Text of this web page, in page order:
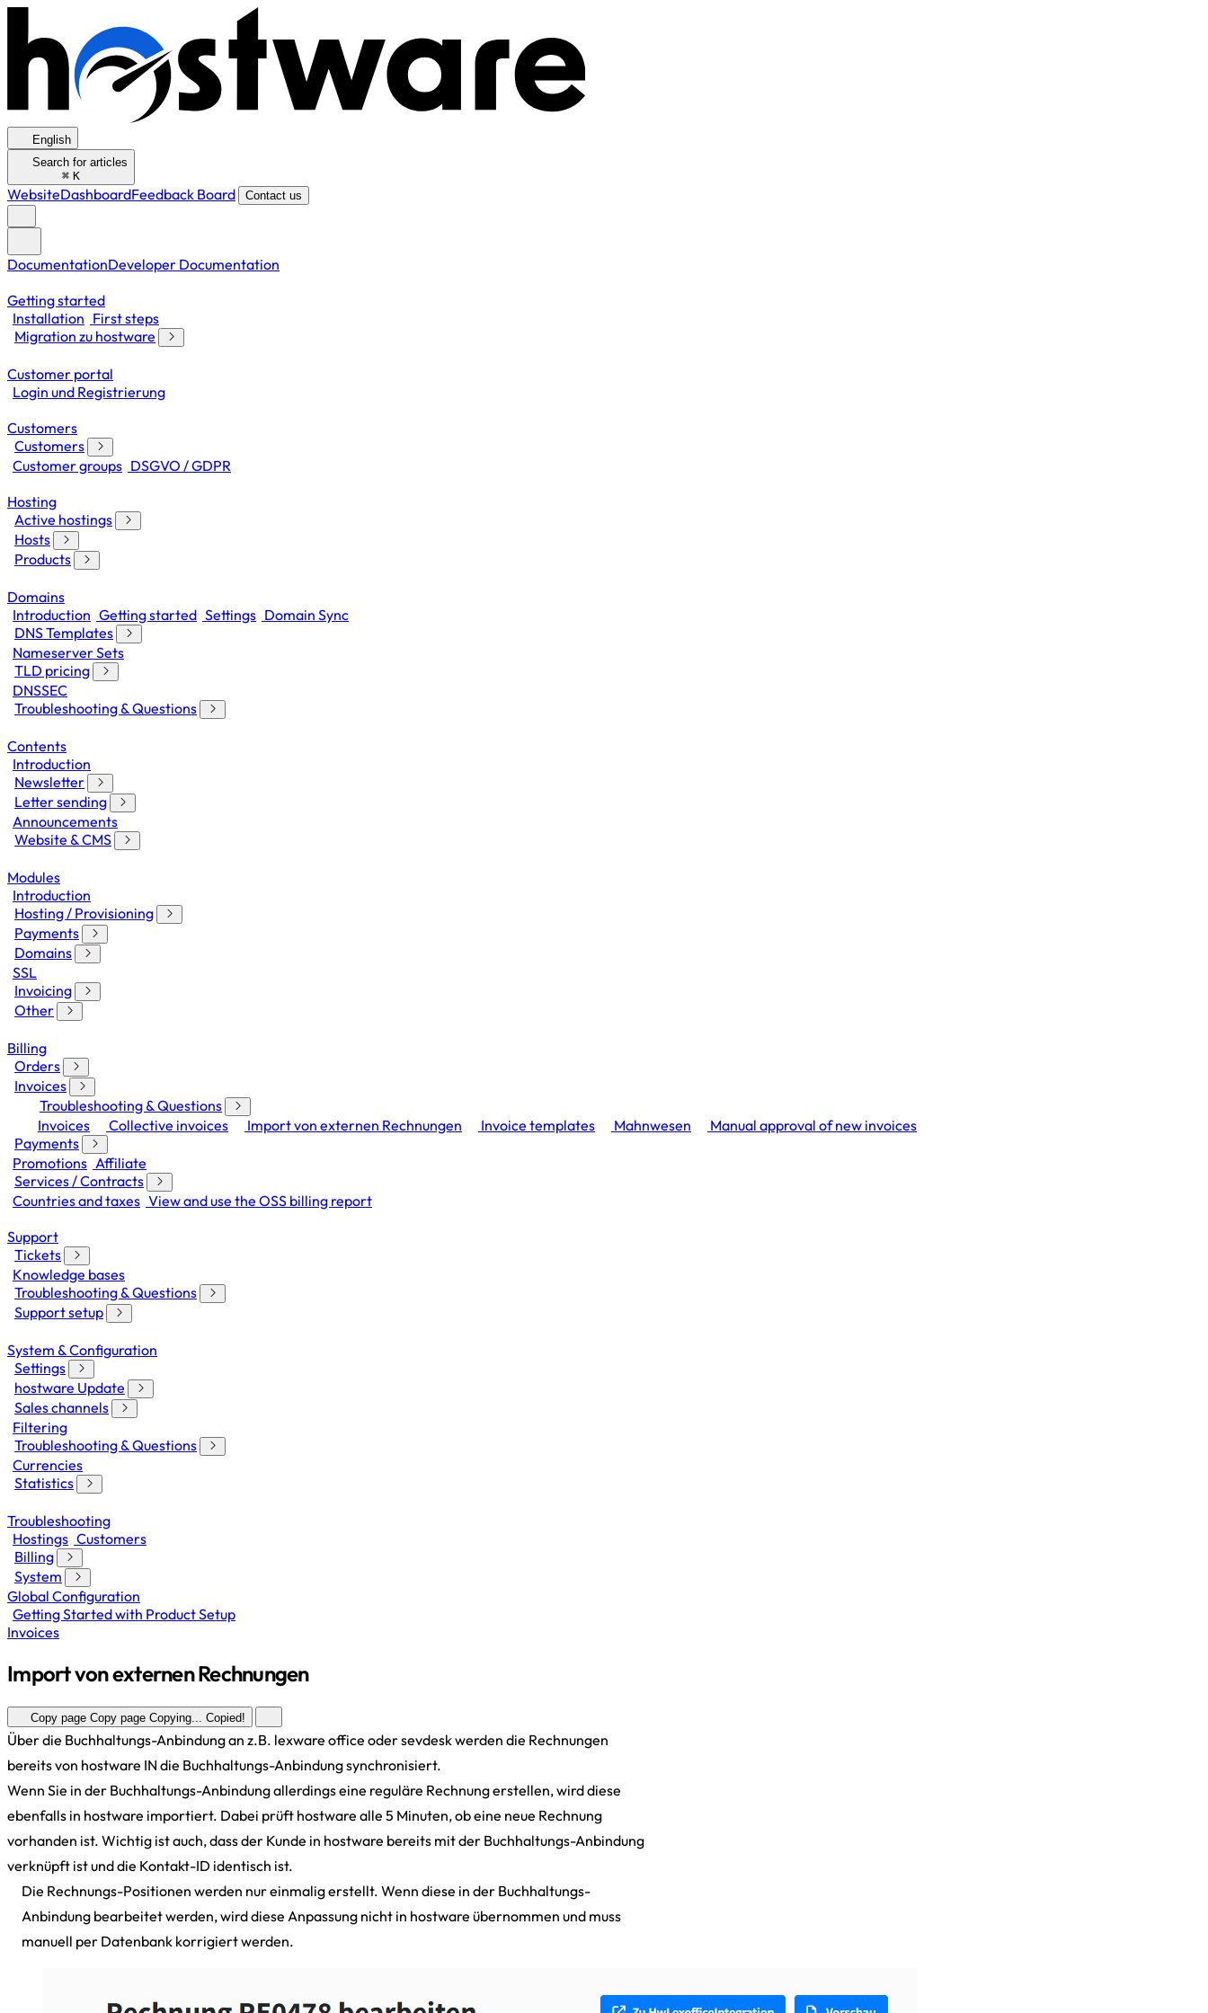
English
Search for articles
⌘ K
WebsiteDashboardFeedback Board Contact us
DocumentationDeveloper Documentation
Getting started
Installation First steps
Migration zu hostware
Customer portal
Login und Registrierung
Customers
Customers
Customer groups DSGVO / GDPR
Hosting
Active hostings
Hosts
Products
Domains
Introduction Getting started Settings Domain Sync
DNS Templates
Nameserver Sets
TLD pricing
DNSSEC
Troubleshooting & Questions
Contents
Introduction
Newsletter
Letter sending
Announcements
Website & CMS
Modules
Introduction
Hosting / Provisioning
Payments
Domains
SSL
Invoicing
Other
Billing
Orders
Invoices
Troubleshooting & Questions
Invoices
Collective invoices Import von externen Rechnungen Invoice templates Mahnwesen
Manual approval of new invoices
Payments
Promotions Affiliate
Services / Contracts
Countries and taxes View and use the OSS billing report
Support
Tickets
Knowledge bases
Troubleshooting & Questions
Support setup
System & Configuration
Settings
hostware Update
Sales channels
Filtering
Troubleshooting & Questions
Currencies
Statistics
Troubleshooting
Hostings Customers
Billing
System
Global Configuration
Getting Started with Product Setup
Invoices
Import von externen Rechnungen
Copy page Copy page Copying... Copied!
Über die Buchhaltungs-Anbindung an z.B. lexware office oder sevdesk werden die Rechnungen
bereits von hostware IN die Buchhaltungs-Anbindung synchronisiert.
Wenn Sie in der Buchhaltungs-Anbindung allerdings eine reguläre Rechnung erstellen, wird diese
ebenfalls in hostware importiert. Dabei prüft hostware alle 5 Minuten, ob eine neue Rechnung
vorhanden ist. Wichtig ist auch, dass der Kunde in hostware bereits mit der Buchhaltungs-Anbindung
verknüpft ist und die Kontakt-ID identisch ist.
Die Rechnungs-Positionen werden nur einmalig erstellt. Wenn diese in der Buchhaltungs-
Anbindung bearbeitet werden, wird diese Anpassung nicht in hostware übernommen und muss
manuell per Datenbank korrigiert werden.